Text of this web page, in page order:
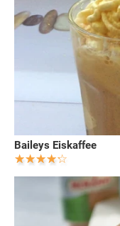
Baileys Eiskaffee